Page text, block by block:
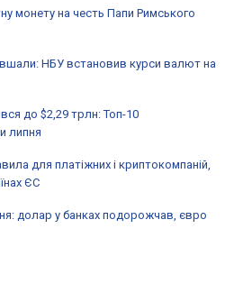
монету на честь Папи Римського
НБУ встановив курси валют на
до $2,29 трлн: Топ-10
липня
для платіжних і криптокомпаній,
ЄС
долар у банках подорожчав, євро